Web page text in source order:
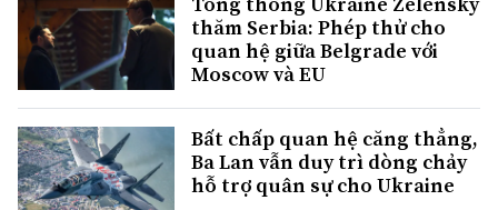
thăm Serbia: Phép thử cho
quan hệ giữa Belgrade với
Moscow và EU
Bất chấp quan hệ căng thẳng,
Ba Lan vẫn duy trì dòng chảy
hỗ trợ quân sự cho Ukraine